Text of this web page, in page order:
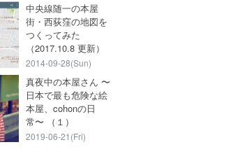
中央線随一の本屋
街・西荻窪の地図を
つくってみた
（2017.10.8 更新）
2014-09-28(Sun)
真夜中の本屋さん 〜
日本で最も危険な絵
本屋、cohonの日
常〜 （１）
2019-06-21(Fri)